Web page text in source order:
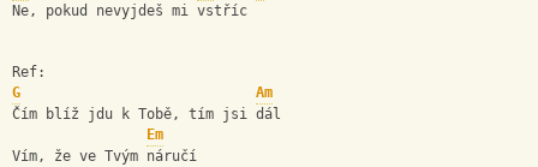
Ne, pokud nevyjdeš mi vstříc
Ref:
G
Am
Čím blíž jdu k Tobě, tím jsi dál
Em
Vím, že ve Tvým náručí